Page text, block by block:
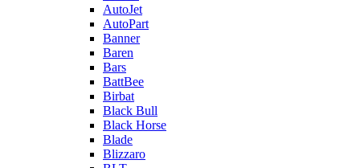
AutoJet
AutoPart
Banner
Baren
Bars
BattBee
Birbat
Black Bull
Black Horse
Blade
Blizzaro